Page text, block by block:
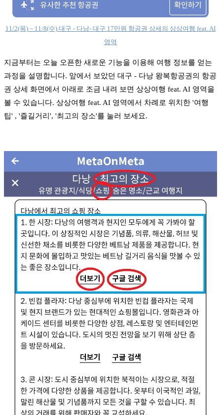
11/2(목) ~ 11/8(수) 대구 - 다낭- 대구 17만원 항공권 상세의 상상여행 feat. AI
영역
지금부터는 오늘 오픈한 새로운 기능을 이용해 여행 정보를 얻는
과정을 설명합니다. 앞에서 보았던 대구 - 다낭 왕복항공권의 항공
권 상세 화면에서 아래로 조금 내려 보면 상상여행 feat. AI 영역을
볼 수 있습니다. 상상여행 feat. AI 영역에서 차례로 위치한 '여행
팁' , '즐길거리', '최고의 장소'를 눌러 보세요.